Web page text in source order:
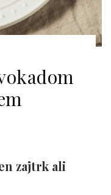
zajtrk ali